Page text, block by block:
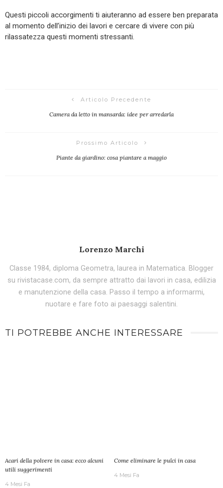
Questi piccoli accorgimenti ti aiuteranno ad essere ben preparata
al momento dell’inizio dei lavori e cercare di vivere con più
rilassatezza questi momenti stressanti.
Articolo Precedente
Camera da letto in mansarda: idee per arredarla
Prossimo Articolo
Piante da giardino: cosa piantare a maggio
Lorenzo Marchi
Classe 1984, diploma Geometra, laurea in Matematica. Blogger
su rivistacase.com, da sempre attratto dai lavori in casa, edilizia
e manutenzione della casa. Passo il tempo a informarmi,
nuotare e fare foto ai paesaggi salentini.
TI POTREBBE ANCHE INTERESSARE
Acari della polvere in casa: ecco alcuni
utili suggerimenti
4 Mesi Fa
Come eliminare le pulci in casa
4 Mesi Fa